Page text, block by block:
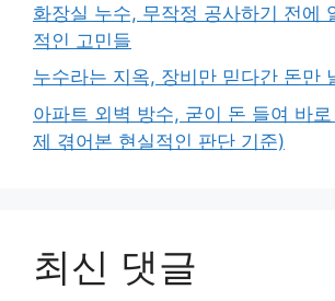
화장실 누수, 무작정 공사하기 전에
적인 고민들
누수라는 지옥, 장비만 믿다간 돈만
아파트 외벽 방수, 굳이 돈 들여 바
제 겪어본 현실적인 판단 기준)
최신 댓글